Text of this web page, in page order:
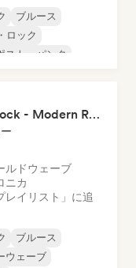
ブルース
ロック
スト・パンク
Rock Music - Classic Rock - Modern Rock
ルドウェーブ
ニカ
レイリスト」に追
ブルース
ウェーブ